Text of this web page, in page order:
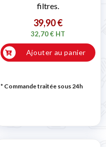
filtres.
39,90 €
32,70 € HT
Ajouter au panier
* Commande traitée sous 24h